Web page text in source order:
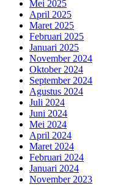
Mei 2025
April 2025
Maret 2025
Februari 2025
Januari 2025
November 2024
Oktober 2024
September 2024
Agustus 2024
Juli 2024
Juni 2024
Mei 2024
April 2024
Maret 2024
Februari 2024
Januari 2024
November 2023